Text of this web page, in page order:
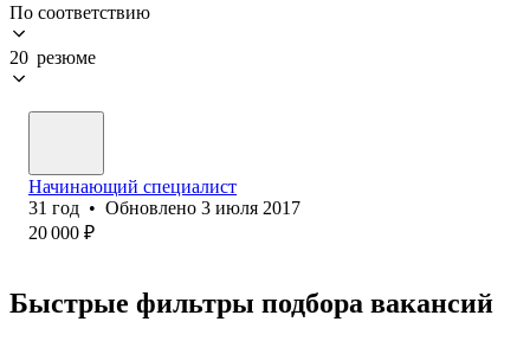
По соответствию
20 резюме
Начинающий специалист
31 год • Обновлено 3 июля 2017
20 000 ₽
Быстрые фильтры подбора вакансий